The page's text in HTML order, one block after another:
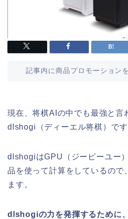
記事内に商品プロモーション
現在、将棋AIの中でも最強と言
dlshogi（ディーエル将棋）です
dlshogiはGPU（ジーピーユー
品を使って計算をしているので
ます。
dlshogiの力を発揮するために